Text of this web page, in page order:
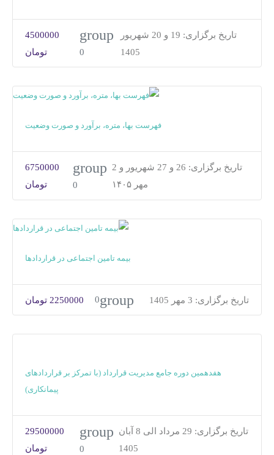
تاریخ برگزاری:
19 و 20 شهریور
1405
group
0
4500000
تومان
فهرست بها، متره، برآورد و صورت وضعیت
تاریخ برگزاری:
26 و 27 شهریور و 2
مهر ۱۴۰۵
group
0
6750000
تومان
بیمه تامین اجتماعی در قراردادها
تاریخ برگزاری: group
0 2250000 تومان
هفدهمین دوره جامع مدیریت قرارداد (با تمرکز بر قراردادهای
پیمانکاری)
تاریخ برگزاری:
29 مرداد الی 8 آبان
1405
group
0
29500000
تومان